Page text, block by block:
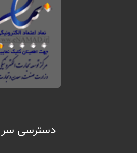
دسترسی